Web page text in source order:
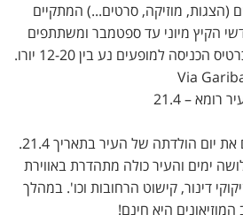
(הצגות, מוזיקה, סרטים...) המתקיים
הקיץ מיוני עד ספטמבר ומשתתפים
בו עשרות אמנית שונים. כרטיס הכניסה למופעים נע בין 12-20 יורו.
– 21.4
בכל שנה חוגגים הרומאים את יום הולדתה של העיר בתאריך 21.4.
ימים והעיר כולה מתהדרת באווירת
דינור, קישוט הרחובות וכו'. במהלך
היא חינם!